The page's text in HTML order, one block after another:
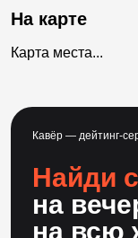
На карте
Карта места...
Кавёр — дейтинг-
Найди
на
на всю